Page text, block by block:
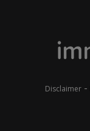
Disclaimer-